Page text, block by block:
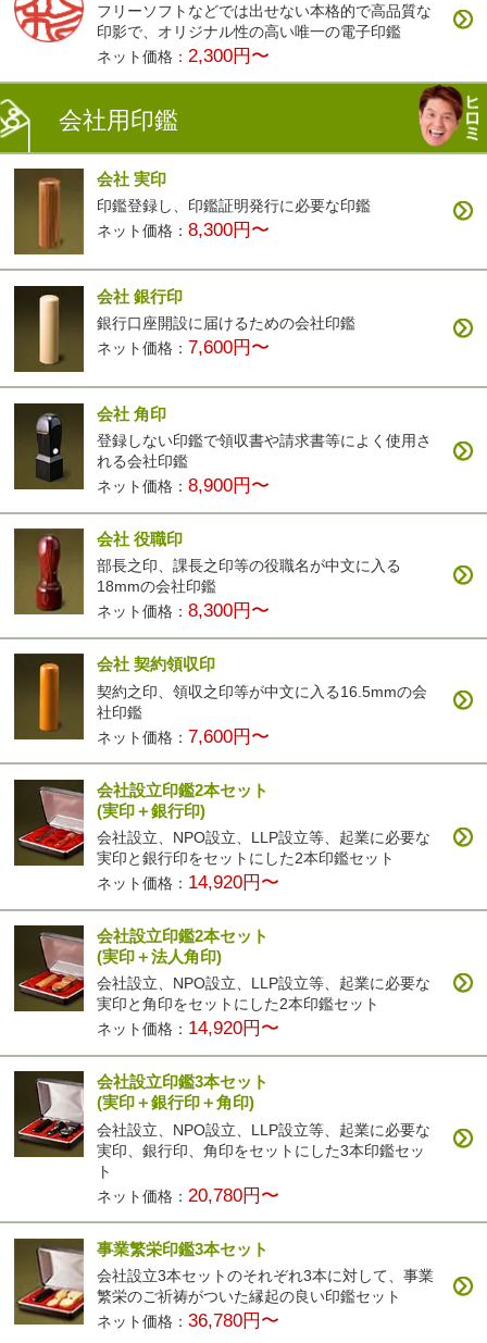
フリーソフトなどでは出せない本格的で高品質な
印影で、オリジナル性の高い唯一の電子印鑑
ネット価格： 2,300円〜
会社用印鑑
会社 実印
印鑑登録し、印鑑証明発行に必要な印鑑
ネット価格：8,300円〜
会社 銀行印
銀行口座開設に届けるための会社印鑑
ネット価格： 7,600円〜
会社 角印
登録しない印鑑で領収書や請求書等によく使用さ
れる会社印鑑
ネット価格：8,900円〜
会社 役職印
部長之印、課長之印等の役職名が中文に入る
18mmの会社印鑑
ネット価格：8,300円〜
会社 契約領収印
契約之印、領収之印等が中文に入る16.5mmの会
社印鑑
ネット価格： 7,600円〜
会社設立印鑑2本セット
(実印＋銀行印)
会社設立、NPO設立、LLP設立等、起業に必要な
実印と銀行印をセットにした2本印鑑セット
ネット価格： 14,920円〜
会社設立印鑑2本セット
(実印＋法人角印)
会社設立、NPO設立、LLP設立等、起業に必要な
実印と角印をセットにした2本印鑑セット
ネット価格： 14,920円〜
会社設立印鑑3本セット
(実印＋銀行印＋角印)
会社設立、NPO設立、LLP設立等、起業に必要な
実印、銀行印、角印をセットにした3本印鑑セッ
ト
ネット価格： 20,780円〜
事業繁栄印鑑3本セット
会社設立3本セットのそれぞれ3本に対して、事業
繁栄のご祈祷がついた縁起の良い印鑑セット
ネット価格：36,780円〜